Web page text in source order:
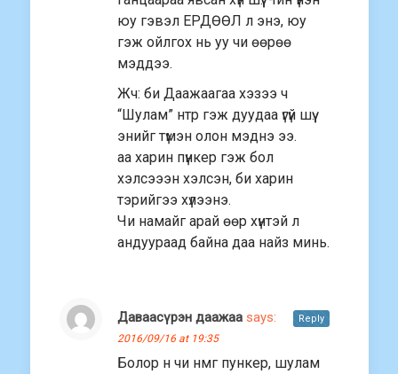
юу гэвэл ЕРДӨӨЛ л энэ, юу
гэж ойлгох нь уу чи өөрөө
мэддээ.
Жч: би Даажаагаа хэзээ ч
“Шулам” нтр гэж дуудаа үгүй шүү.
энийг түмэн олон мэднэ ээ.
аа харин пүнкер гэж бол
хэлсэээн хэлсэн, би харин
тэрийгээ хүлээнэ.
Чи намайг арай өөр хүнтэй л
андуураад байна даа найз минь.
Даваасүрэн даажаа says:
2016/09/16 at 19:35
Болор н чи нмг пункер, шулам
Reply